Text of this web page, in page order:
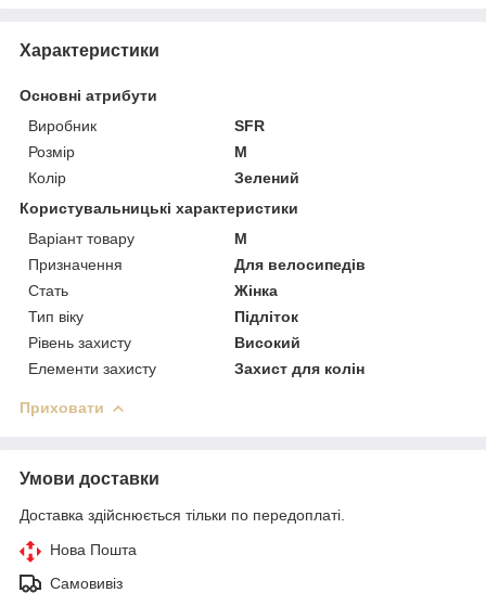
Характеристики
Основні атрибути
Виробник
SFR
Розмір
M
Колір
Зелений
Користувальницькі характеристики
Варіант товару
M
Призначення
Для велосипедів
Стать
Жінка
Тип віку
Підліток
Рівень захисту
Високий
Елементи захисту
Захист для колін
Приховати
Умови доставки
Доставка здійснюється тільки по передоплаті.
Нова Пошта
Самовивіз